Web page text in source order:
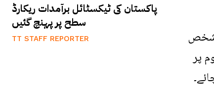
پاکستان کی ٹیکسٹائل برآمدات ریکارڈ
سطح پر پہنچ گئیں
TT STAFF REPORTER
شخص
پر